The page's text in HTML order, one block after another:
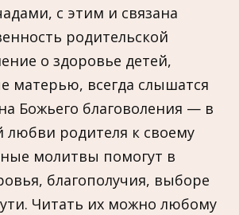
с этим и связана
родительской
о здоровье детей,
матерью, всегда слышатся
Божьего благоволения — в
любви родителя к своему
молитвы помогут в
благополучия, выборе
Читать их можно любому